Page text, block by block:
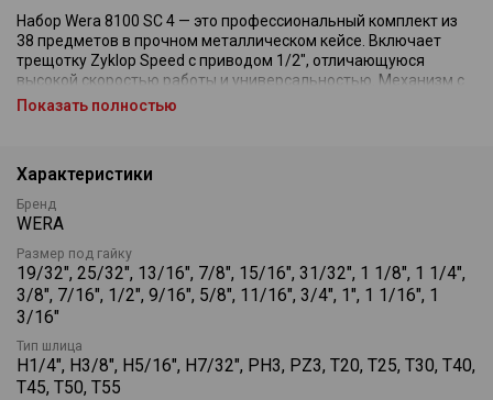
Набор Wera 8100 SC 4 — это профессиональный комплект из
38 предметов в прочном металлическом кейсе. Включает
трещотку Zyklop Speed с приводом 1/2", отличающуюся
высокой скоростью работы и универсальностью. Механизм с
72 зубцами обеспечивает угол возврата всего 5°, что
Головка трещотки свободно поворачивается и фиксируется в
стабильность и удобство при работе в узких местах.
Конструкция с инерционной массой ускоряет процесс
завинчивания, а также позволяет использовать трещотку как
отвёртку. Дисковый переключатель упрощает смену
направления вращения без лишних движений.
Рукоятка Kraftform имеет вращательно-симметричную форму
и зоны с мягким покрытием, обеспечивающие надёжный
захват и комфорт даже при длительной работе. Благодаря
комбинации твёрдых и мягких материалов достигается
Показать полностью
Характеристики
Бренд
WERA
Размер под гайку
19/32″, 25/32″, 13/16″, 7/8″, 15/16″, 31/32″, 1 1/8″, 1 1/4″,
3/8", 7/16", 1/2", 9/16", 5/8", 11/16", 3/4", 1", 1 1/16", 1
3/16"
Тип шлица
H1/4", H3/8", H5/16", H7/32", PH3, PZ3, T20, T25, T30, T40,
T45, T50, T55